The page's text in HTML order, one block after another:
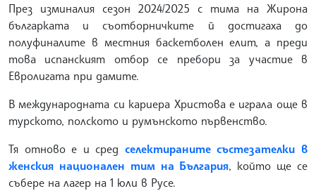
През изминалия сезон 2024/2025 с тима на Жирона
българката и съотборничките й достигаха до
полуфиналите в местния баскетболен елит, а преди
това испанският отбор се пребори за участие в
Евролигата при дамите.
В международната си кариера Христова е играла още в
турското, полското и румънското първенство.
Тя отново е и сред селектираните състезателки в
женския национален тим на България, който ще се
събере на лагер на 1 юли в Русе.